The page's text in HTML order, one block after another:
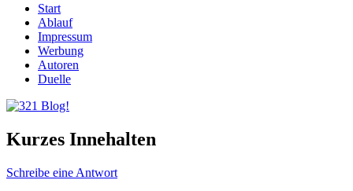
Start
Ablauf
Impressum
Werbung
Autoren
Duelle
Kurzes Innehalten
Schreibe eine Antwort